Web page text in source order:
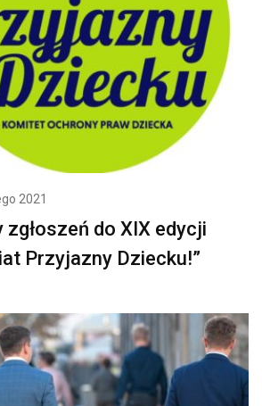
2021
zgłoszeń do XIX edycji
Przyjazny Dziecku!”